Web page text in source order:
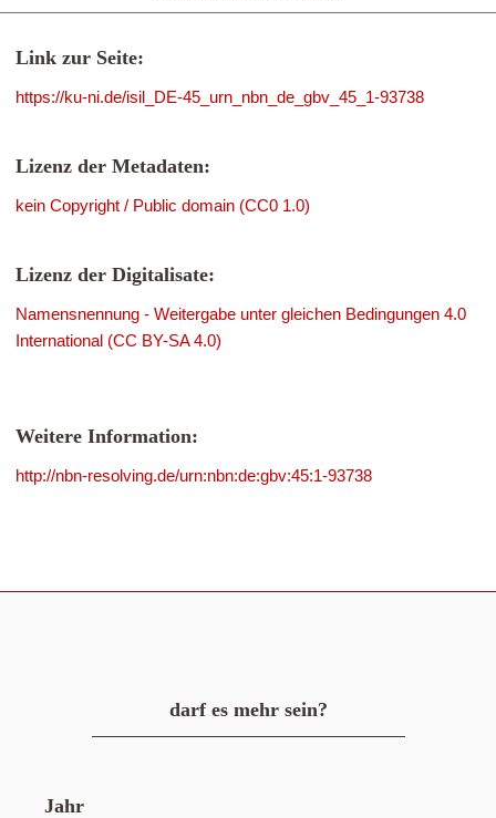
Link zur Seite:
https://ku-ni.de/isil_DE-45_urn_nbn_de_gbv_45_1-93738
Lizenz der Metadaten:
kein Copyright / Public domain (CC0 1.0)
Lizenz der Digitalisate:
Namensnennung - Weitergabe unter gleichen Bedingungen 4.0
International (CC BY-SA 4.0)
Weitere Information:
http://nbn-resolving.de/urn:nbn:de:gbv:45:1-93738
darf es mehr sein?
Jahr